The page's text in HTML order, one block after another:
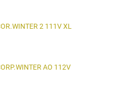
2 111V XL
AO 112V